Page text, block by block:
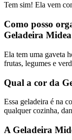
Tem sim! Ela vem
Como posso
Geladeira
Ela tem uma gaveta
frutas, legumes e
Qual a cor da
Essa geladeira é na
qualquer cozinha,
A Geladeira